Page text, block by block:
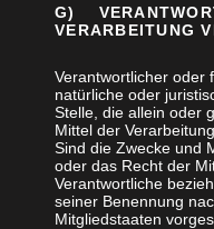
G)
VERARBEITUNG
Verantwortlicher oder
natürliche oder
Stelle, die allein oder
Mittel der
Sind die Zwecke und
oder das Recht der
Verantwortliche
seiner Benennung
Mitgliedstaaten